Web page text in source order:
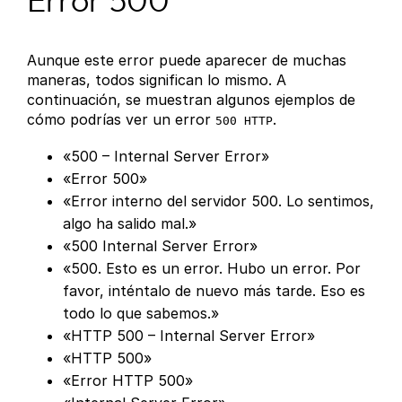
Aunque este error puede aparecer de muchas
maneras, todos significan lo mismo. A
continuación, se muestran algunos ejemplos de
cómo podrías ver un error 500 HTTP.
«500 – Internal Server Error»
«Error 500»
«Error interno del servidor 500. Lo sentimos,
algo ha salido mal.»
«500 Internal Server Error»
«500. Esto es un error. Hubo un error. Por
favor, inténtalo de nuevo más tarde. Eso es
todo lo que sabemos.»
«HTTP 500 – Internal Server Error»
«HTTP 500»
«Error HTTP 500»